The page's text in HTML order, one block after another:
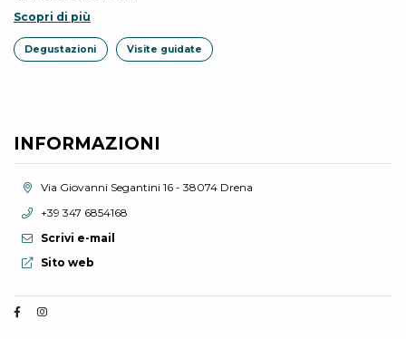
Scopri di più
Degustazioni Visite guidate
INFORMAZIONI
Località:Via Giovanni Segantini 16 - 38074 Drena
Telefono:
+39 347 6854168
Scrivi e-mail
Sito web:
Sito web